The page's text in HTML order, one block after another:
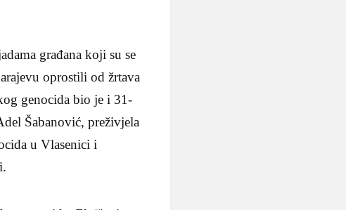
građana koji su se
oprostili od žrtava
genocida bio je i 31-
Šabanović, preživjela
u Vlasenici i